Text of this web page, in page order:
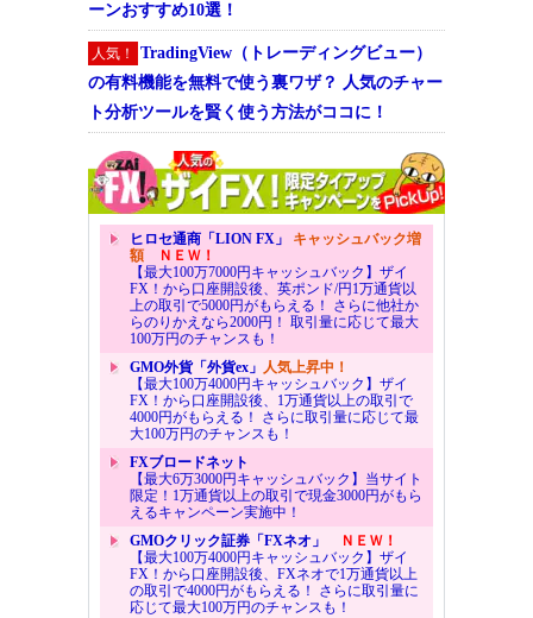
ーンおすすめ10選！
人気！
TradingView（トレーディングビュー）
の有料機能を無料で使う裏ワザ？ 人気のチャー
ト分析ツールを賢く使う方法がココに！
ヒロセ通商「LION FX」 キャッシュバック増
額ＮＥＷ！
【最大100万7000円キャッシュバック】ザイ
FX！から口座開設後、英ポンド/円1万通貨以
上の取引で5000円がもらえる！ さらに他社か
らのりかえなら2000円！ 取引量に応じて最大
100万円のチャンスも！
GMO外貨「外貨ex」 人気上昇中！
【最大100万4000円キャッシュバック】ザイ
FX！から口座開設後、1万通貨以上の取引で
4000円がもらえる！ さらに取引量に応じて最
大100万円のチャンスも！
FXブロードネット
【最大6万3000円キャッシュバック】当サイト
限定！1万通貨以上の取引で現金3000円がもら
えるキャンペーン実施中！
GMOクリック証券「FXネオ」
ＮＥＷ！
【最大100万4000円キャッシュバック】ザイ
FX！から口座開設後、FXネオで1万通貨以上
の取引で4000円がもらえる！ さらに取引量に
応じて最大100万円のチャンスも！